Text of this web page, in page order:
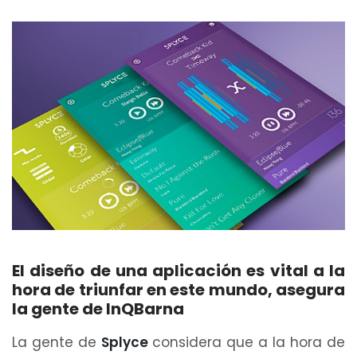
El diseño de una aplicación es vital a la
hora de triunfar en este mundo, asegura
la gente de InQBarna
La gente de Splyce considera que a la hora de